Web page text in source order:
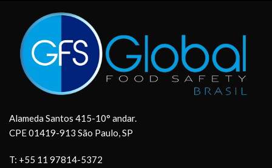
Alameda Santos 415-10° andar.
CPE 01419-913 São Paulo, SP
T: +55 11 97814-5372